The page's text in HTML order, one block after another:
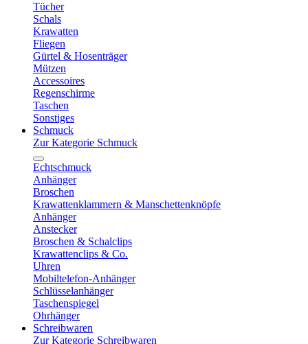
Tücher
Schals
Krawatten
Fliegen
Gürtel & Hosenträger
Mützen
Accessoires
Regenschirme
Taschen
Sonstiges
Schmuck
Zur Kategorie Schmuck
Echtschmuck
Anhänger
Broschen
Krawattenklammern & Manschettenknöpfe
Anhänger
Anstecker
Broschen & Schalclips
Krawattenclips & Co.
Uhren
Mobiltelefon-Anhänger
Schlüsselanhänger
Taschenspiegel
Ohrhänger
Schreibwaren
Zur Kategorie Schreibwaren